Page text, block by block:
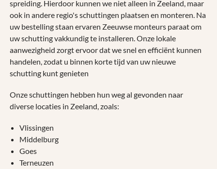
spreiding. Hierdoor kunnen we niet alleen in Zeeland, maar
ook in andere regio's schuttingen plaatsen en monteren. Na
uw bestelling staan ervaren Zeeuwse monteurs paraat om
uw schutting vakkundig te installeren. Onze lokale
aanwezigheid zorgt ervoor dat we snel en efficiënt kunnen
handelen, zodat u binnen korte tijd van uw nieuwe
schutting kunt genieten
Onze schuttingen hebben hun weg al gevonden naar
diverse locaties in Zeeland, zoals:
Vlissingen
Middelburg
Goes
Terneuzen